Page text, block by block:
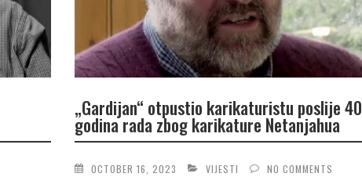
„Gardijan“ otpustio karikaturistu poslije 40
godina rada zbog karikature Netanjahua
OCTOBER 16, 2023 VIJESTI NO COMMENTS